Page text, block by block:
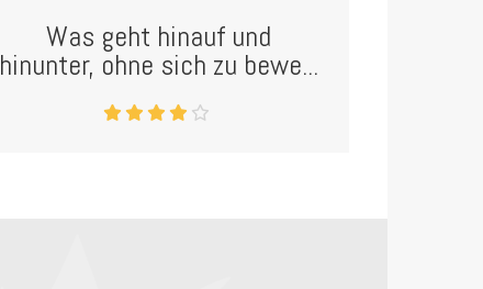
Was geht hinauf und
hinunter, ohne sich zu bewe...